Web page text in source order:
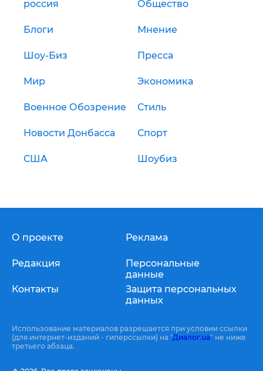
россия Общество
Блоги Мнение
Шоу-Биз Пресса
Мир Экономика
Военное Обозрение Стиль
Новости Донбасса Спорт
США Шоубиз
О проекте
Редакция
Контакты
Реклама
Персональные
данные
Защита персональных
данных
Использование материалов разрешается при условии ссылки
(для интернет-изданий - гиперссылки) на "Диалог.ua" не ниже
третьего абзаца.